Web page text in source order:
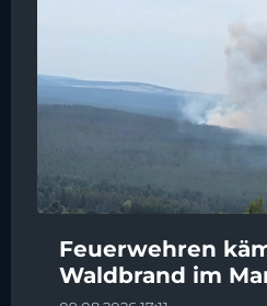
Feuerwehren
Waldbrand im